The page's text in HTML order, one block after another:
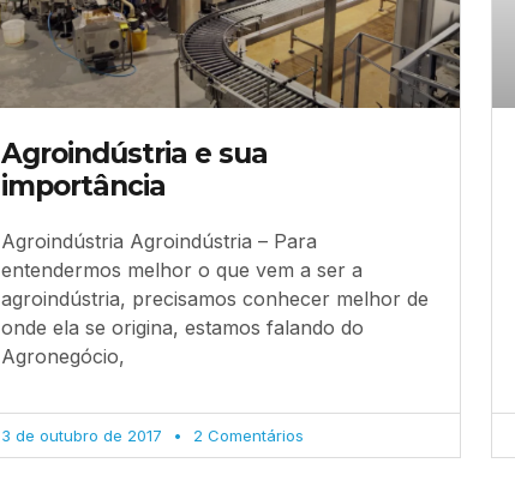
Agroindústria e sua
importância
Agroindústria Agroindústria – Para
entendermos melhor o que vem a ser a
agroindústria, precisamos conhecer melhor de
onde ela se origina, estamos falando do
Agronegócio,
3 de outubro de 2017 2 Comentários